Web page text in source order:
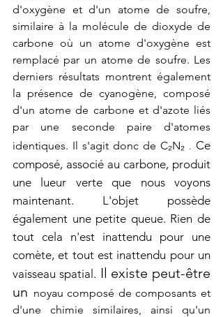
d'oxygène et d'un atome de soufre,
similaire à la molécule de dioxyde de
carbone où un atome d'oxygène est
remplacé par un atome de soufre. Les
derniers résultats montrent également
la présence de cyanogène, composé
d'un atome de carbone et d'azote liés
par une seconde paire d'atomes
identiques. Il s'agit donc de C₂N₂ . Ce
composé, associé au carbone, produit
une lueur verte que nous voyons
maintenant. L'objet possède
également une petite queue. Rien de
tout cela n'est inattendu pour une
comète, et tout est inattendu pour un
vaisseau spatial. Il existe peut-être
un noyau composé de composants et
d'une chimie similaires, ainsi qu'un